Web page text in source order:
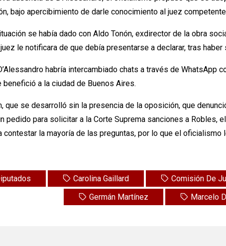
bajo apercibimiento de darle conocimiento al juez
se había dado con Aldo Tonón, exdirector de la obra
le notificara de que debía presentarse a declarar, tras
habría intercambiado chats a través de WhatsApp
a la ciudad de Buenos Aires.
que se desarrolló sin la presencia de la oposición, que
pedido para solicitar a la Corte Suprema sanciones a Robles,
la mayoría de las preguntas, por lo que el
Carolina Gaillard Comisión De
Germán Martínez
Marcelo